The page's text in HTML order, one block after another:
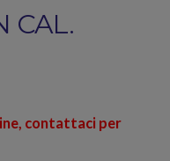
CAL.
contattaci per